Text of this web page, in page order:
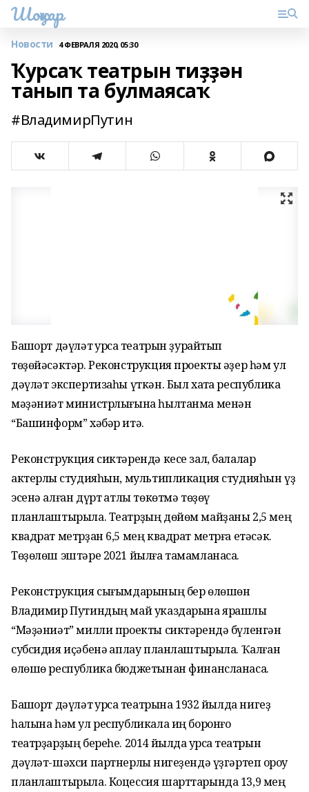
Шоңҡар
Новости 4 ФЕВРАЛЯ 2020, 05:30
Ҡурсаҡ театрын тиҙҙән
танып та булмаясаҡ
#ВладимирПутин
Башҡорт дәүләт ҡурсаҡ театрын ҙурайтып
төҙөйәсәктәр. Реконструкция проекты әҙер һәм ул
дәүләт экспертизаһы үткән. Был хаҡта республика
мәҙәниәт министрлығына һылтанма менән
“Башинформ” хәбәр итә.
Реконструкция сиктәрендә кесе зал, балалар
актерлыҡ студияһын, мультипликация студияһын үҙ
эсенә алған дүрт ҡатлы төкөтмә төҙөү
планлаштырыла. Театрҙың дөйөм майҙаны 2,5 мең
квадрат метрҙан 6,5 мең квадрат метрға етәсәк.
Төҙөлөш эштәре 2021 йылға тамамланасаҡ.
Реконструкция сығымдарының бер өлөшөн
Владимир Путиндың май указдарына ярашлы
“Мәҙәниәт” милли проекты сиктәрендә бүленгән
субсидия иҫәбенә ҡаплау планлаштырыла. Ҡалған
өлөшө республика бюджетынан финансланасаҡ.
Башҡорт дәүләт ҡурсаҡ театрына 1932 йылда нигеҙ
һалына һәм ул республикала иң боронғо
театрҙарҙың береһе. 2014 йылда ҡурсаҡ театрын
дәүләт-шәхси партнерлыҡ нигеҙендә үҙгәртеп ҡороу
планлаштырыла. Коцессия шарттарында 13,9 мең